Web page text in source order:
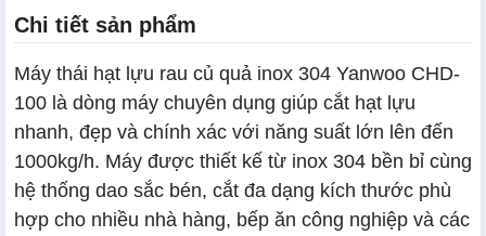
Chi tiết sản phẩm
Máy thái hạt lựu rau củ quả inox 304 Yanwoo CHD-
100 là dòng máy chuyên dụng giúp cắt hạt lựu
nhanh, đẹp và chính xác với năng suất lớn lên đến
1000kg/h. Máy được thiết kế từ inox 304 bền bỉ cùng
hệ thống dao sắc bén, cắt đa dạng kích thước phù
hợp cho nhiều nhà hàng, bếp ăn công nghiệp và các